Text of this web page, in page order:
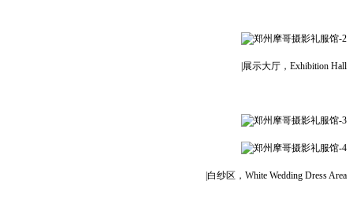
|展示大厅，Exhibition Hall
|白纱区，White Wedding Dress Area